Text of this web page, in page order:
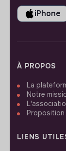
iPhone
À PROPOS
La
Notre
LIENS